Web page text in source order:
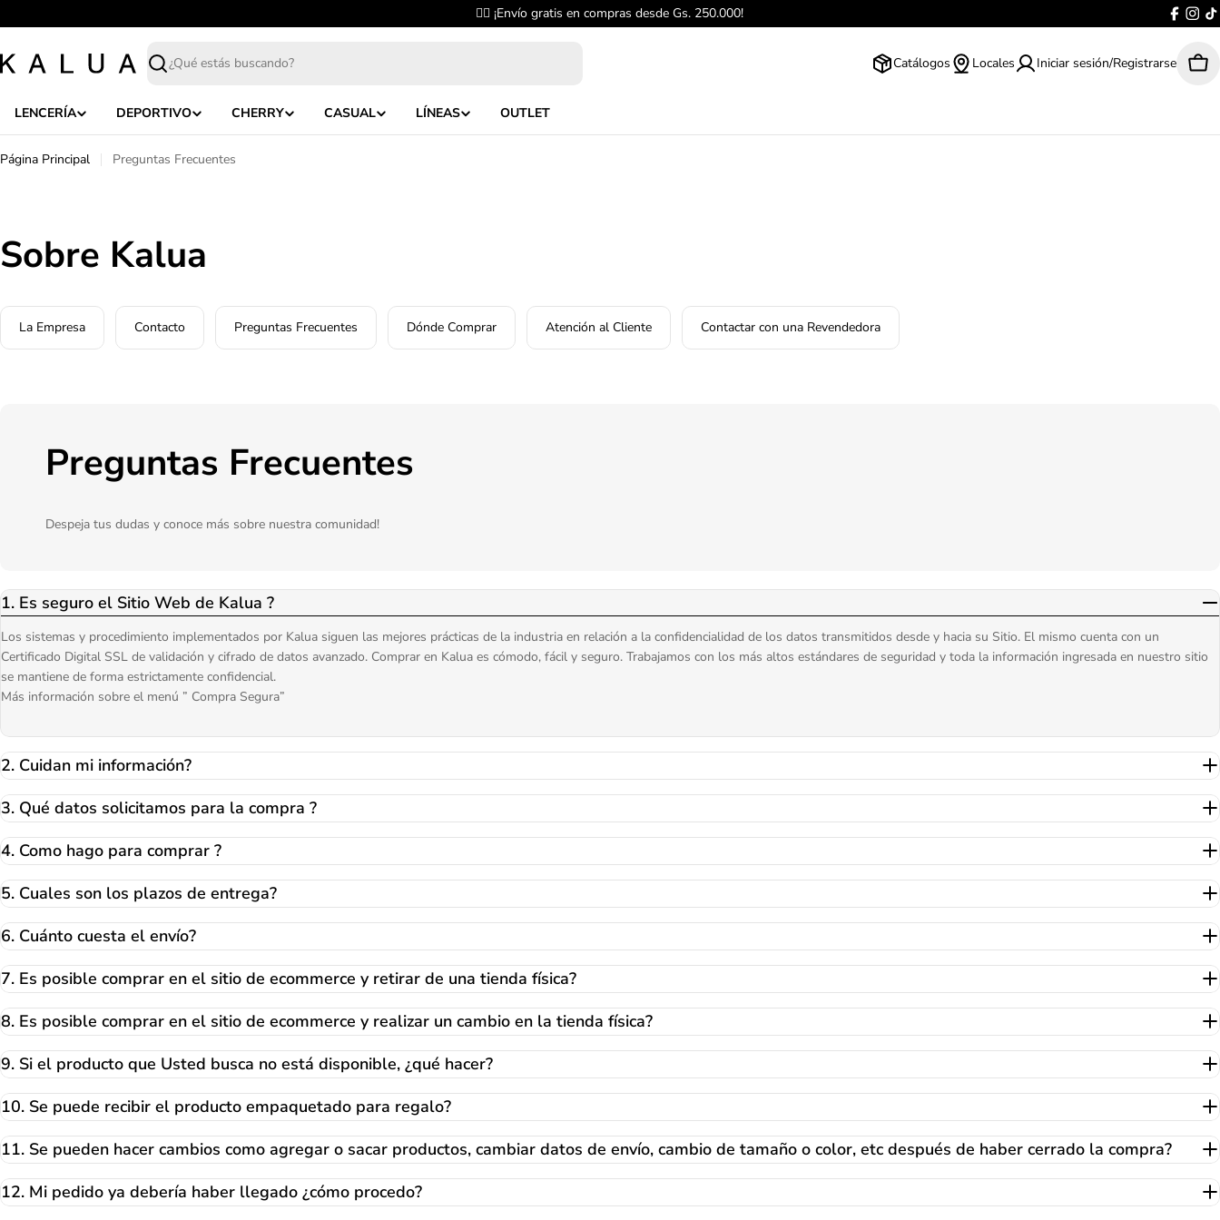
al
✌🏼 ¡Envío gratis en compras desde Gs. 250.000!
Buscar Catálogos Locales Iniciar sesión/Registrarse
LENCERÍA DEPORTIVO CHERRY CASUAL LÍNEAS OUTLET
Página Principal Preguntas Frecuentes
Sobre Kalua
La Empresa Contacto Preguntas Frecuentes Dónde Comprar Atención al Cliente Contactar con una Revendedora
Preguntas Frecuentes
Despeja tus dudas y conoce más sobre nuestra comunidad!
1. Es seguro el Sitio Web de Kalua ?
Los sistemas y procedimiento implementados por Kalua siguen las mejores prácticas de la industria en relación a la confidencialidad de los datos transmitidos desde y hacia su Sitio. El mismo cuenta con un
Certificado Digital SSL de validación y cifrado de datos avanzado. Comprar en Kalua es cómodo, fácil y seguro. Trabajamos con los más altos estándares de seguridad y toda la información ingresada en nuestro sitio
se mantiene de forma estrictamente confidencial.
Más información sobre el menú ” Compra Segura”
2. Cuidan mi información?
3. Qué datos solicitamos para la compra ?
4. Como hago para comprar ?
5. Cuales son los plazos de entrega?
6. Cuánto cuesta el envío?
7. Es posible comprar en el sitio de ecommerce y retirar de una tienda física?
8. Es posible comprar en el sitio de ecommerce y realizar un cambio en la tienda física?
9. Si el producto que Usted busca no está disponible, ¿qué hacer?
10. Se puede recibir el producto empaquetado para regalo?
11. Se pueden hacer cambios como agregar o sacar productos, cambiar datos de envío, cambio de tamaño o color, etc después de haber cerrado la compra?
12. Mi pedido ya debería haber llegado ¿cómo procedo?